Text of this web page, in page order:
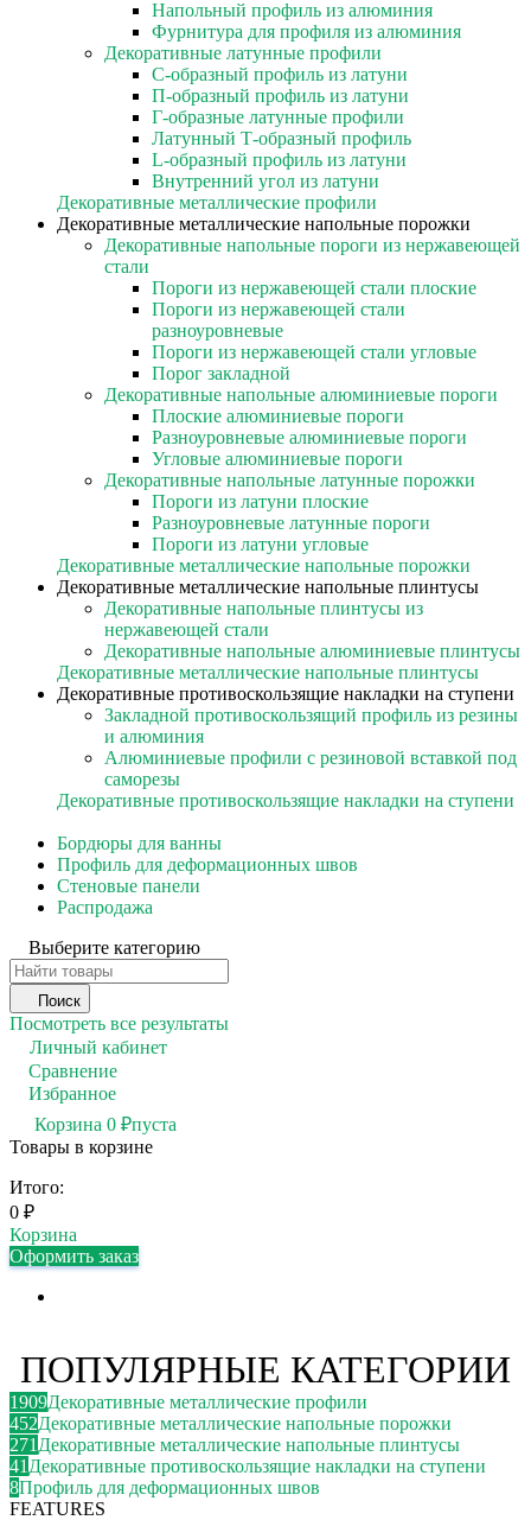
Напольный профиль из алюминия
Фурнитура для профиля из алюминия
Декоративные латунные профили
C-образный профиль из латуни
П-образный профиль из латуни
Г-образные латунные профили
Латунный Т-образный профиль
L-образный профиль из латуни
Внутренний угол из латуни
Декоративные металлические профили
Декоративные металлические напольные порожки
Декоративные напольные пороги из нержавеющей
стали
Пороги из нержавеющей стали плоские
Пороги из нержавеющей стали
разноуровневые
Пороги из нержавеющей стали угловые
Порог закладной
Декоративные напольные алюминиевые пороги
Плоские алюминиевые пороги
Разноуровневые алюминиевые пороги
Угловые алюминиевые пороги
Декоративные напольные латунные порожки
Пороги из латуни плоские
Разноуровневые латунные пороги
Пороги из латуни угловые
Декоративные металлические напольные порожки
Декоративные металлические напольные плинтусы
Декоративные напольные плинтусы из
нержавеющей стали
Декоративные напольные алюминиевые плинтусы
Декоративные металлические напольные плинтусы
Декоративные противоскользящие накладки на ступени
Закладной противоскользящий профиль из резины
и алюминия
Алюминиевые профили с резиновой вставкой под
саморезы
Декоративные противоскользящие накладки на ступени
Бордюры для ванны
Профиль для деформационных швов
Стеновые панели
Распродажа
Выберите категорию
Поиск
Посмотреть все результаты
Личный кабинет
Сравнение
Избранное
Корзина 0 ₽пуста
Товары в корзине
Итого:
0 ₽
Корзина
Оформить заказ
ПОПУЛЯРНЫЕ КАТЕГОРИИ
1909Декоративные металлические профили
452Декоративные металлические напольные порожки
271 Декоративные металлические напольные плинтусы
41 Декоративные противоскользящие накладки на ступени
8Профиль для деформационных швов
FEATURES